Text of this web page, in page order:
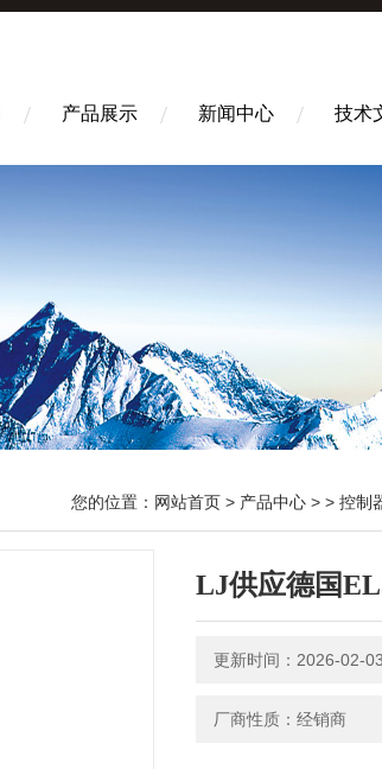
产品展示 新闻中心 技术
您的位置： 网站首页 > 产品中心 > > 控制
LJ供应德国
更新时间：2026-02-03
厂商性质：经销商